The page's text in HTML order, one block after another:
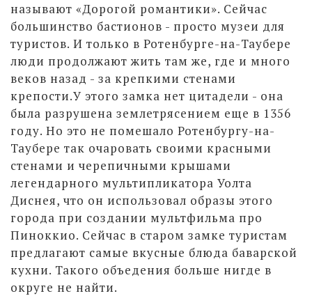
называют «Дорогой романтики». Сейчас
большинство бастионов - просто музеи для
туристов. И только в Ротенбурге-на-Таубере
люди продолжают жить там же, где и много
веков назад - за крепкими стенами
крепости.У этого замка нет цитадели - она
была разрушена землетрясением еще в 1356
году. Но это не помешало Ротенбургу-на-
Таубере так очаровать своими красными
стенами и черепичными крышами
легендарного мультипликатора Уолта
Диснея, что он использовал образы этого
города при создании мультфильма про
Пиноккио. Сейчас в старом замке туристам
предлагают самые вкусные блюда баварской
кухни. Такого объедения больше нигде в
округе не найти.